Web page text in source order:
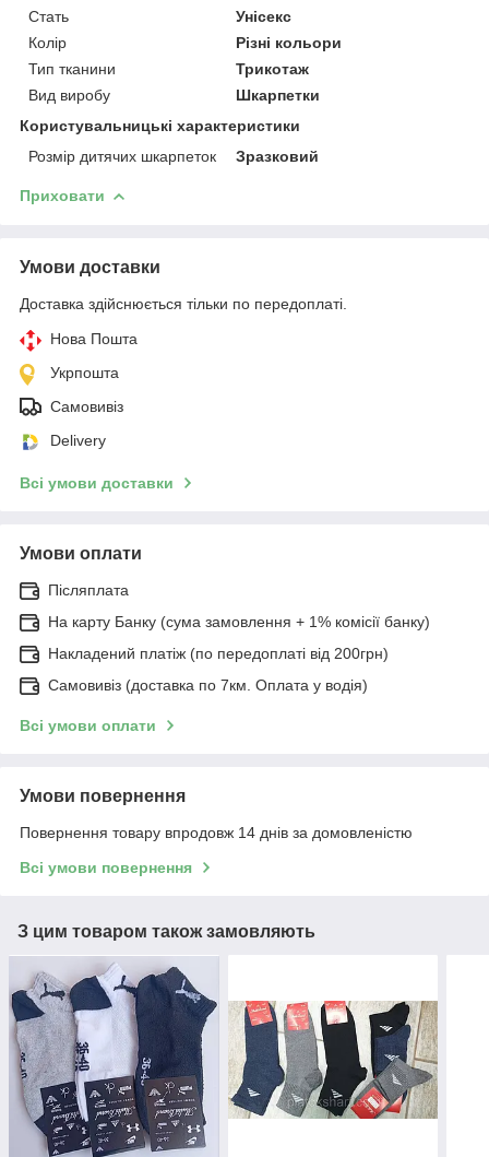
Стать
Унісекс
Колір
Різні кольори
Тип тканини
Трикотаж
Вид виробу
Шкарпетки
Користувальницькі характеристики
Розмір дитячих шкарпеток
Зразковий
Приховати
Умови доставки
Доставка здійснюється тільки по передоплаті.
Нова Пошта
Укрпошта
Самовивіз
Delivery
Всі умови доставки
Умови оплати
Післяплата
На карту Банку (сума замовлення + 1% комісії банку)
Накладений платіж (по передоплаті від 200грн)
Самовивіз (доставка по 7км. Оплата у водія)
Всі умови оплати
Умови повернення
Повернення товару впродовж 14 днів за домовленістю
Всі умови повернення
З цим товаром також замовляють